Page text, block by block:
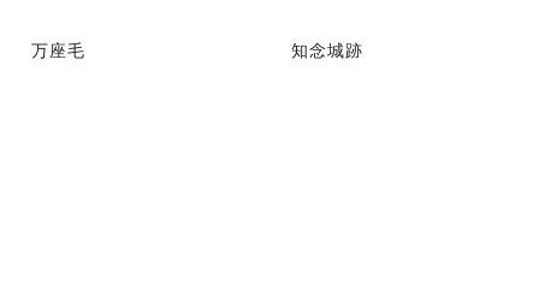
万座毛 知念城跡